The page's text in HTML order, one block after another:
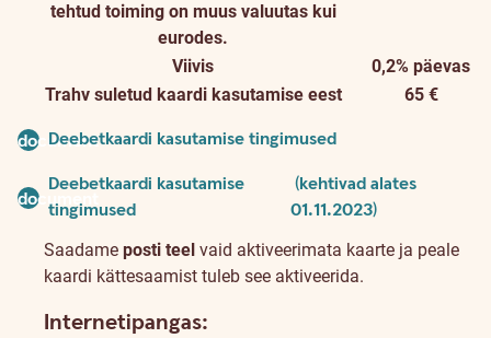
tehtud toiming on muus valuutas kui
eurodes.
Viivis
0,2% päevas
Trahv suletud kaardi kasutamise eest
65 €
document
Deebetkaardi kasutamise tingimused
document
Deebetkaardi kasutamise
tingimused
(kehtivad alates
01.11.2023)
Saadame posti teel vaid aktiveerimata kaarte ja peale
kaardi kättesaamist tuleb see aktiveerida.
Internetipangas: